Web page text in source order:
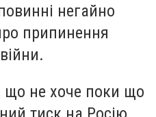
негайно
припинення
що не хоче поки що